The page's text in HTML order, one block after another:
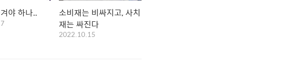
야 하나..
소비재는 비싸지고, 사치
재는 싸진다
2022.10.15